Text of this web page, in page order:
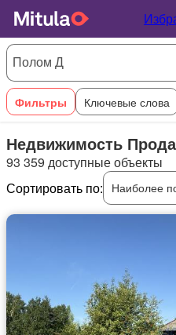
Фильтры Ключевые слова
Недвижимость
93 359 доступные объекты
Сортировать по:
Наиболее